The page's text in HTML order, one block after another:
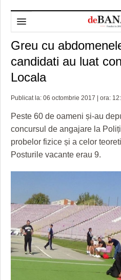
HOME
DESPRE NOI
POLITICA DE
ADMINISTRAȚIE
PREFECTURA TIMIŞ
POLI TIMISOARA
FOTBAL JUDETEAN
OPINII
DOSARELE DEBANAT
ZÂMBETE AMARE
GRĂDINA TAICII DOMNULUI
ZIARISTU’ DE TERASĂ
CU OIŞTEA-N
TIMP LIBER ȘI CULTURĂ
CULTURA
CRONICĂ DE FILM
UNDE MERGEM
FILME DOCUMENTARE
MAI MULTE
ACCIDENTE
ANUNŢURI
Greu cu
candidati au luat
Locala
Publicat la: 06 octombrie 2017 | ora:
Peste 60 de oameni și-au
concursul de angajare la
probelor fizice și a celor
Posturile vacante erau 9.